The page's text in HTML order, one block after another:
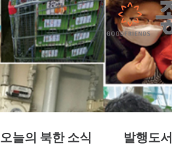
오늘의 북한 소식 발행도서